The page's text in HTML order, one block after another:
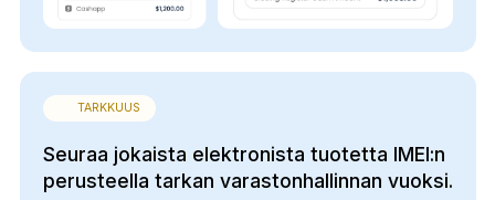
TARKKUUS
Seuraa jokaista elektronista tuotetta IMEI:n
perusteella tarkan varastonhallinnan vuoksi.